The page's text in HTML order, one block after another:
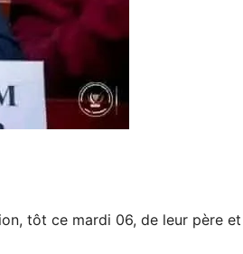
tôt ce mardi 06, de leur père et